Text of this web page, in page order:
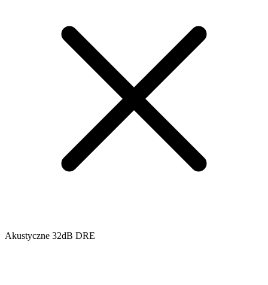
Akustyczne 32dB DRE